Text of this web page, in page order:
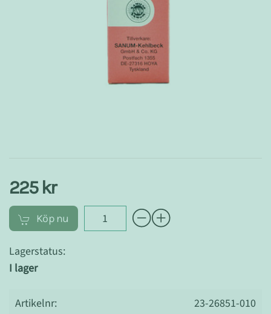
225 kr
Köp nu
Lagerstatus:
I lager
Artikelnr:
23-26851-010